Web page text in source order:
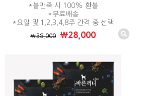
*불만족 시 100% 환불
*무료배송
*요일 및 1,2,3,4,8주 간격 중 선택
₩38,000 ₩28,000